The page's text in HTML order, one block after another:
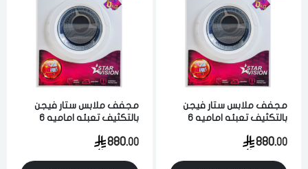
مجفف ملابس ستار فيجن
بالتكثيف تعبئه اماميه 6
880.00
مجفف ملابس ستار فيجن
بالتكثيف تعبئه اماميه 6
880.00